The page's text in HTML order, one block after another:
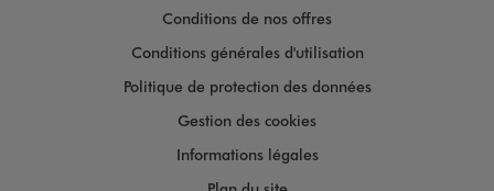
Conditions de nos offres
Conditions générales d'utilisation
Politique de protection des données
Gestion des cookies
Informations légales